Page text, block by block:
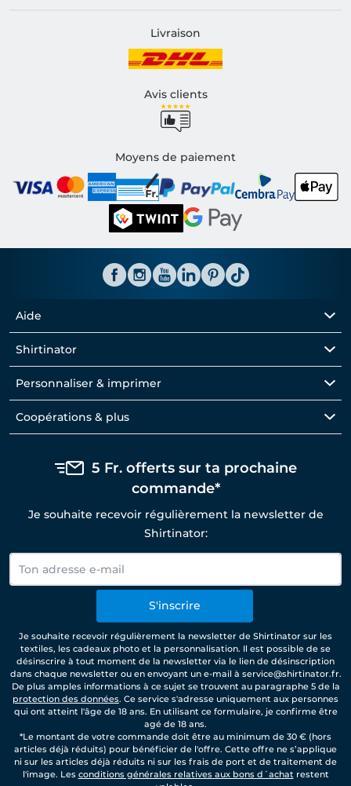
Livraison
Avis clients
Moyens de paiement
Aide
Shirtinator
Personnaliser & imprimer
Coopérations & plus
5 Fr. offerts sur ta prochaine
commande*
Je souhaite recevoir régulièrement la newsletter de
Shirtinator:
S'inscrire
Je souhaite recevoir régulièrement la newsletter de Shirtinator sur les
textiles, les cadeaux photo et la personnalisation. Il est possible de se
désinscrire à tout moment de la newsletter via le lien de désinscription
dans chaque newsletter ou en envoyant un e-mail à service@shirtinator.fr.
De plus amples informations à ce sujet se trouvent au paragraphe 5 de la
protection des données. Ce service s'adresse uniquement aux personnes
qui ont atteint l'âge de 18 ans. En utilisant ce formulaire, je confirme être
agé de 18 ans.
*Le montant de votre commande doit être au minimum de 30 € (hors
articles déjà réduits) pour bénéficier de l'offre. Cette offre ne s’applique
ni sur les articles déjà réduits ni sur les frais de port et de traitement de
l'image. Les conditions générales relatives aux bons d´achatrestent